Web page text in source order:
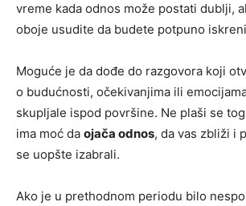
vreme kada odnos može postati dublji,
oboje usudite da budete potpuno
Moguće je da dođe do razgovora koji
o budućnosti, očekivanjima ili
skupljale ispod površine. Ne plaši se
ima moć da ojača odnos, da vas zbliži i
se uopšte izabrali.
Ako je u prethodnom periodu bilo